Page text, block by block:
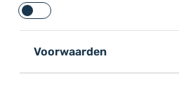
Voorwaarden